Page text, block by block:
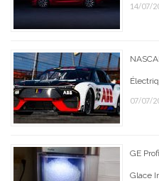
14/07/
07/07/
GE
Glace